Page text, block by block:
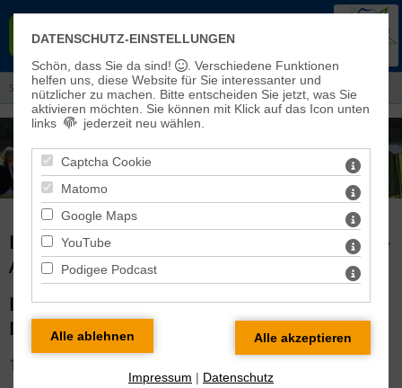
EISLEBEN-SÖMMERDA
Sie sind hier:Aktuelles> Informationen aus dem Kreiskirchenrat
INFORMATIONEN AUS DEM KREISKIRCHENRAT -
ARCHIV
INFORMATIONEN AUS DEM KREISKIRCHENRAT
IM MAI 2016
19.05.2016
DATENSCHUTZ-EINSTELLUNGEN
Schön, dass Sie da sind!
. Verschiedene Funktionen
helfen uns, diese Website für Sie interessanter und
nützlicher zu machen.
Bitte entscheiden Sie jetzt, was Sie
aktivieren möchten. Sie können mit Klick auf das Icon unten
links
jederzeit neu wählen.
Captcha Cookie
Matomo
Google Maps
YouTube
Podigee Podcast
Impressum | Datenschutz